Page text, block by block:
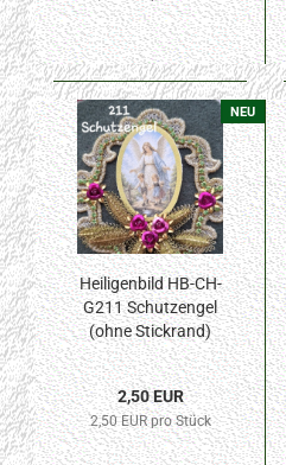
NEU
Heiligenbild HB-CH-
G211 Schutzengel
(ohne Stickrand)
40x55mm
2,50 EUR
2,50 EUR pro Stück